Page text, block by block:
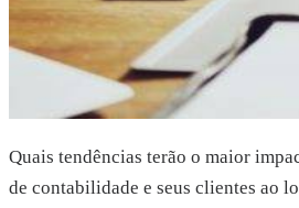
Quais tendências terão o maior
de contabilidade e seus clientes ao